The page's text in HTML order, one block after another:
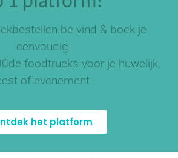
vind & boek je
eenvoudig
foodtrucks voor je huwelijk,
of evenement.
het platform